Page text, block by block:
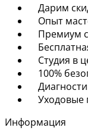
Дарим
Опыт
Премиум
Студия в
100%
Уходовые
Информация